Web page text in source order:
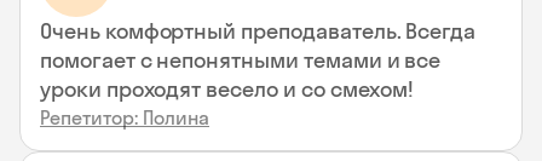
Очень комфортный преподаватель. Всегда
помогает с непонятными темами и все
уроки проходят весело и со смехом!
Репетитор: Полина